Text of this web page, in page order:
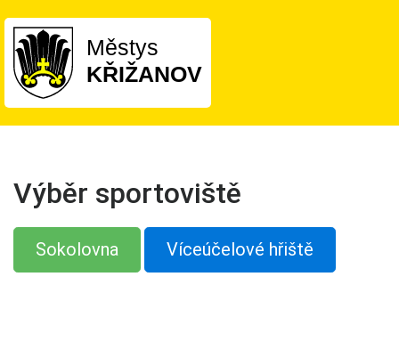
Městys
KŘIŽANOV
Výběr sportoviště
Sokolovna Víceúčelové hřiště